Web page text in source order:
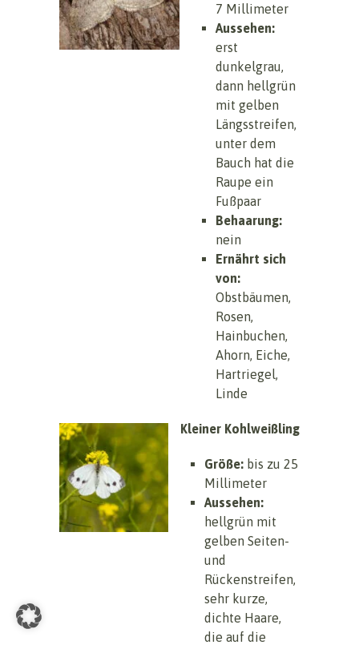
7 Millimeter
Aussehen:
erst
dunkelgrau,
dann hellgrün
mit gelben
Längsstreifen,
unter dem
Bauch hat die
Raupe ein
Fußpaar
Behaarung:
nein
Ernährt sich
von:
Obstbäumen,
Rosen,
Hainbuchen,
Ahorn, Eiche,
Hartriegel,
Linde
Kleiner Kohlweißling
Größe: bis zu 25
Millimeter
Aussehen:
hellgrün mit
gelben Seiten-
und
Rückenstreifen,
sehr kurze,
dichte Haare,
die auf die